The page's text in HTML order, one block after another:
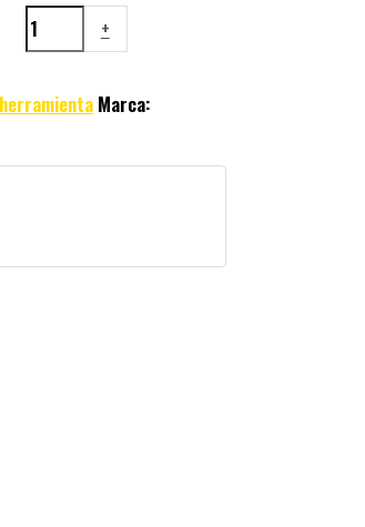
+
herramienta Marca: